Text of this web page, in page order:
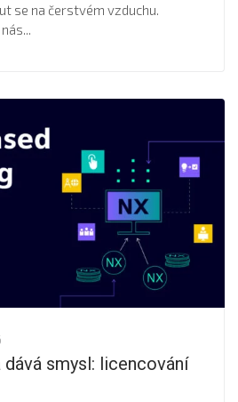
se na čerstvém vzduchu.
smysl: licencování